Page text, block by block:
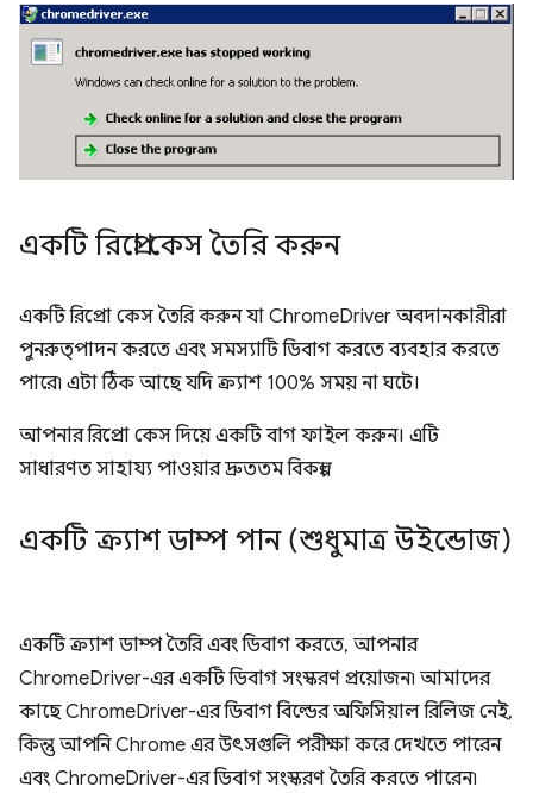
একটি রিপ্রো কেস তৈরি করুন
একটি রিপ্রো কেস তৈরি করুন যা ChromeDriver অবদানকারীরা
পুনরুত্পাদন করতে এবং সমস্যাটি ডিবাগ করতে ব্যবহার করতে
পারে৷ এটা ঠিক আছে যদি ক্র্যাশ 100% সময় না ঘটে।
আপনার রিপ্রো কেস দিয়ে একটি বাগ ফাইল করুন। এটি
সাধারণত সাহায্য পাওয়ার দ্রুততম বিকল্প।
একটি ক্র্যাশ ডাম্প পান (শুধুমাত্র উইন্ডোজ)
একটি ক্র্যাশ ডাম্প তৈরি এবং ডিবাগ করতে, আপনার
ChromeDriver-এর একটি ডিবাগ সংস্করণ প্রয়োজন৷ আমাদের
কাছে ChromeDriver-এর ডিবাগ বিল্ডের অফিসিয়াল রিলিজ নেই,
কিন্তু আপনি Chrome এর উৎসগুলি পরীক্ষা করে দেখতে পারেন
এবং ChromeDriver-এর ডিবাগ সংস্করণ তৈরি করতে পারেন৷